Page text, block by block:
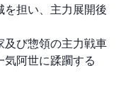
担い、主力展開後
及び惣領の主力戦車
阿世に蹂躙する